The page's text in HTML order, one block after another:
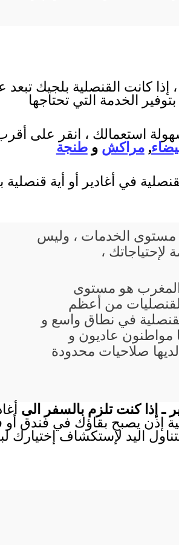
كانت القنصلية بلجيك تبعد
الخدمة التي تحتاجها
استعمالك ، انقر على أقرب
,مراكش وطنجة
في أغادير أو أية
مستوى الخدمات ، وليس
،
المغرب هو مستوى
من أعظم
في نطاق واسع و
مواطنون عاديون و
صلاحيات محدودة
ـ إذا كنت تلزم بالسفر الى
إذن يصبح بقاؤك في فندق
اليد لإستكشاف إختيارك